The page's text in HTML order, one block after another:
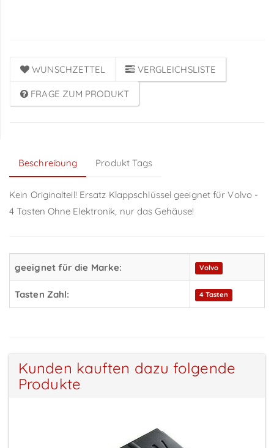
WUNSCHZETTEL VERGLEICHSLISTE
FRAGE ZUM PRODUKT
Beschreibung Produkt Tags
Kein Originalteil! Ersatz Klappschlüssel geeignet für Volvo -
4 Tasten Ohne Elektronik, nur das Gehäuse!
geeignet für die Marke: Volvo
Tasten Zahl: 4 Tasten
Kunden kauften dazu folgende
Produkte